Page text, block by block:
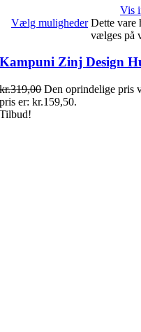
Vis
Vælg muligheder Dette vare
vælges på
Kampuni Zinj Design
kr.319,00 Den oprindelige pris
pris er: kr.159,50.
Tilbud!